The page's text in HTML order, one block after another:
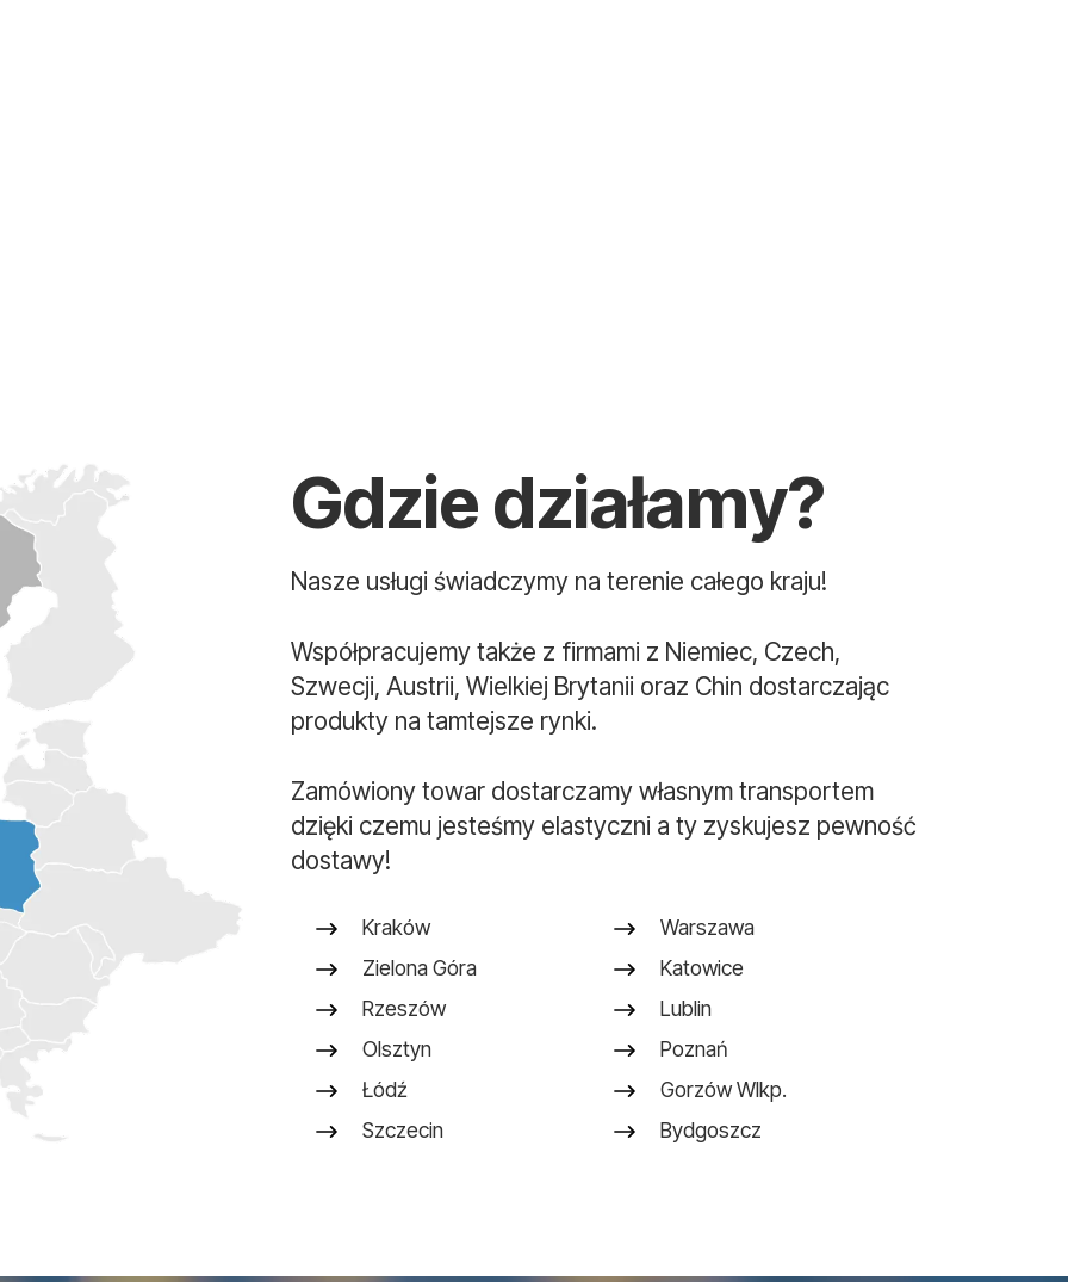
Gdzie działamy?
Nasze usługi świadczymy na terenie całego kraju!
Współpracujemy także z firmami z Niemiec, Czech,
Szwecji, Austrii, Wielkiej Brytanii oraz Chin dostarczając
produkty na tamtejsze rynki.
Zamówiony towar dostarczamy własnym transportem
dzięki czemu jesteśmy elastyczni a ty zyskujesz pewność
dostawy!
Kraków
Zielona Góra
Rzeszów
Olsztyn
Łódź
Szczecin
Warszawa
Katowice
Lublin
Poznań
Gorzów Wlkp.
Bydgoszcz